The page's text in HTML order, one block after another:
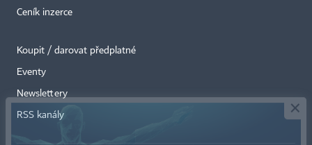
Ceník inzerce
Koupit / darovat předplatné
Eventy
Newslettery
RSS kanály